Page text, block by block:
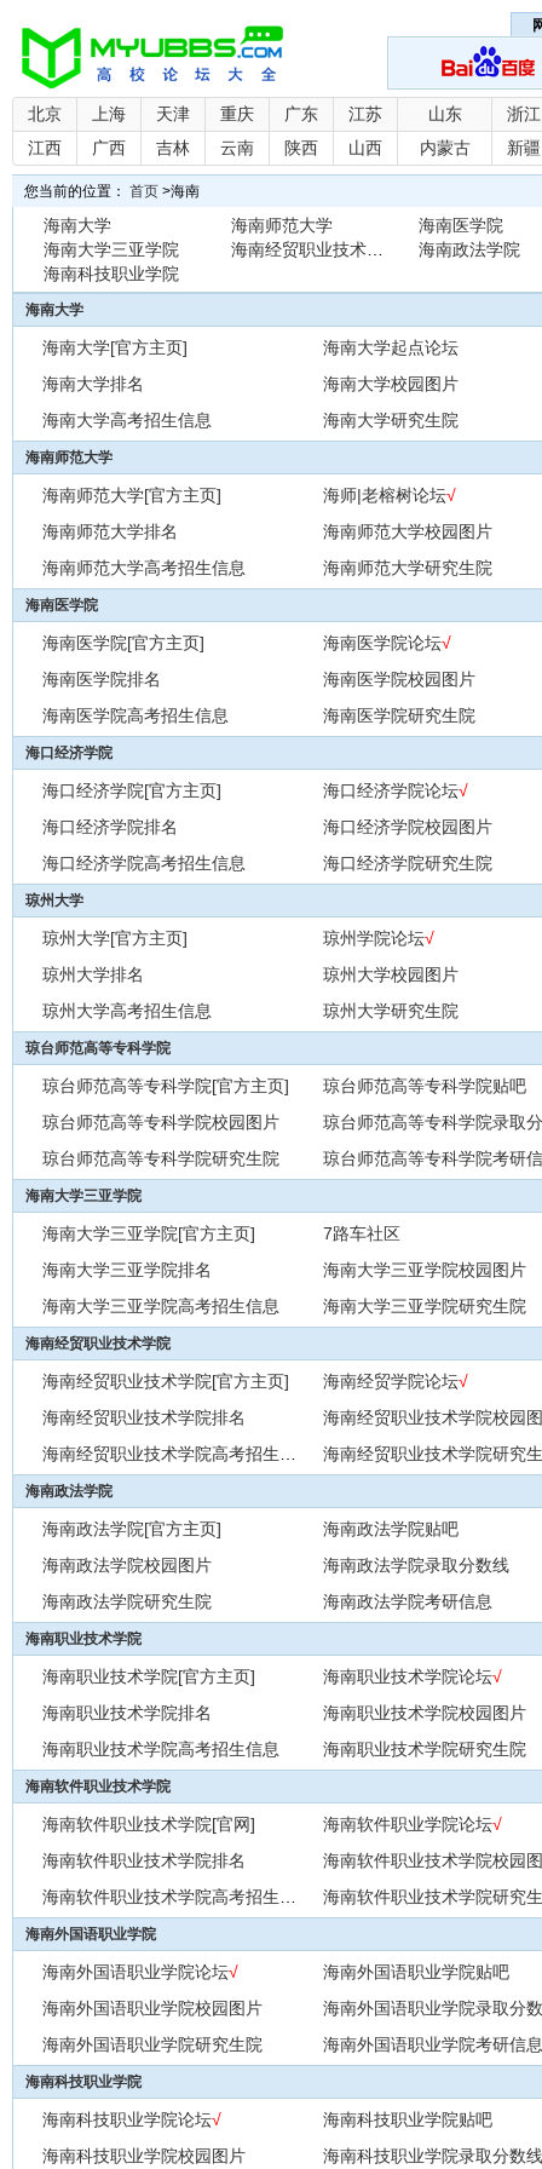
北京 上海 天津 重庆 广东 江苏 山东
浙江
江西
广西 吉林 云南 陕西 山西 内蒙古 新疆
您当前的位置： 首页 >海南
海南大学 海南师范大学
海南医学院
海南大学三亚学院
海南政法学院
海南科技职业学院
海南大学
海南大学[官方主页]
海南大学起点论坛
海南大学排名
海南大学校园图片
海南大学高考招生信息
海南大学研究生院
海南师范大学
海南师范大学[官方主页] 海师|老榕树论坛√
海南师范大学排名
海南师范大学校园图片
海南师范大学高考招生信息
海南师范大学研究生院
海南医学院
海南医学院[官方主页] 海南医学院论坛√
海南医学院排名
海南医学院校园图片
海南医学院高考招生信息
海南医学院研究生院
海口经济学院
海口经济学院[官方主页] 海口经济学院论坛√
海口经济学院排名
海口经济学院校园图片
海口经济学院高考招生信息
海口经济学院研究生院
琼州大学
琼州大学[官方主页] 琼州学院论坛√
琼州大学排名
琼州大学校园图片
琼州大学高考招生信息
琼州大学研究生院
琼台师范高等专科学院
琼台师范高等专科学院[官方主页]
琼台师范高等专科学院贴吧
琼台师范高等专科学院校园图片
琼台师范高等专科学院录取
琼台师范高等专科学院研究生院
琼台师范高等专科学院考研
海南大学三亚学院
海南大学三亚学院[官方主页]
7路车社区
海南大学三亚学院排名
海南大学三亚学院校园图片
海南大学三亚学院高考招生信息
海南大学三亚学院研究生院
海南经贸职业技术学院
海南经贸职业技术学院[官方主页] 海南经贸学院论坛√
海南经贸职业技术学院排名
海南经贸职业技术学院校园
海南经贸职业技术学院研究
海南政法学院
海南政法学院[官方主页]
海南政法学院贴吧
海南政法学院校园图片
海南政法学院录取分数线
海南政法学院研究生院
海南政法学院考研信息
海南职业技术学院
海南职业技术学院[官方主页] 海南职业技术学院论坛√
海南职业技术学院排名
海南职业技术学院校园图片
海南职业技术学院高考招生信息
海南职业技术学院研究生院
海南软件职业技术学院
海南软件职业技术学院[官网] 海南软件职业学院论坛√
海南软件职业技术学院排名
海南软件职业技术学院校园
海南软件职业技术学院研究
海南外国语职业学院
海南外国语职业学院论坛√
海南外国语职业学院贴吧
海南外国语职业学院校园图片
海南外国语职业学院录取分
海南外国语职业学院研究生院
海南外国语职业学院考研信息
海南科技职业学院
海南科技职业学院论坛√
海南科技职业学院贴吧
海南科技职业学院校园图片
海南科技职业学院录取分数线